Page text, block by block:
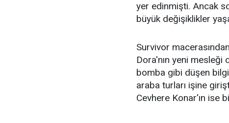
yer edinmişti. Ancak
büyük değişiklikler
Survivor
Dora'nın yeni mesleği
bomba gibi düşen
araba turları işine
Cevhere Konar'ın ise